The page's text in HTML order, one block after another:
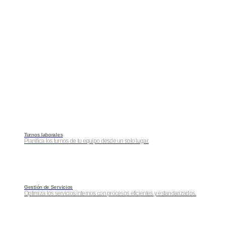
Turnos laborales
Planifica los turnos de tu equipo desde un solo lugar.
Gestión de Servicios
Optimiza los servicios internos con procesos eficientes y estandarizados.